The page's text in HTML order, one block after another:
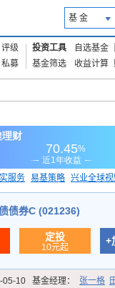
基 金
评级
私募
投资工具 自选基金
基金筛选
收益计算
服务 易基策略 兴业全球
债券C (021236)
定投
10元起
+
05-10 基金经理： 张一格